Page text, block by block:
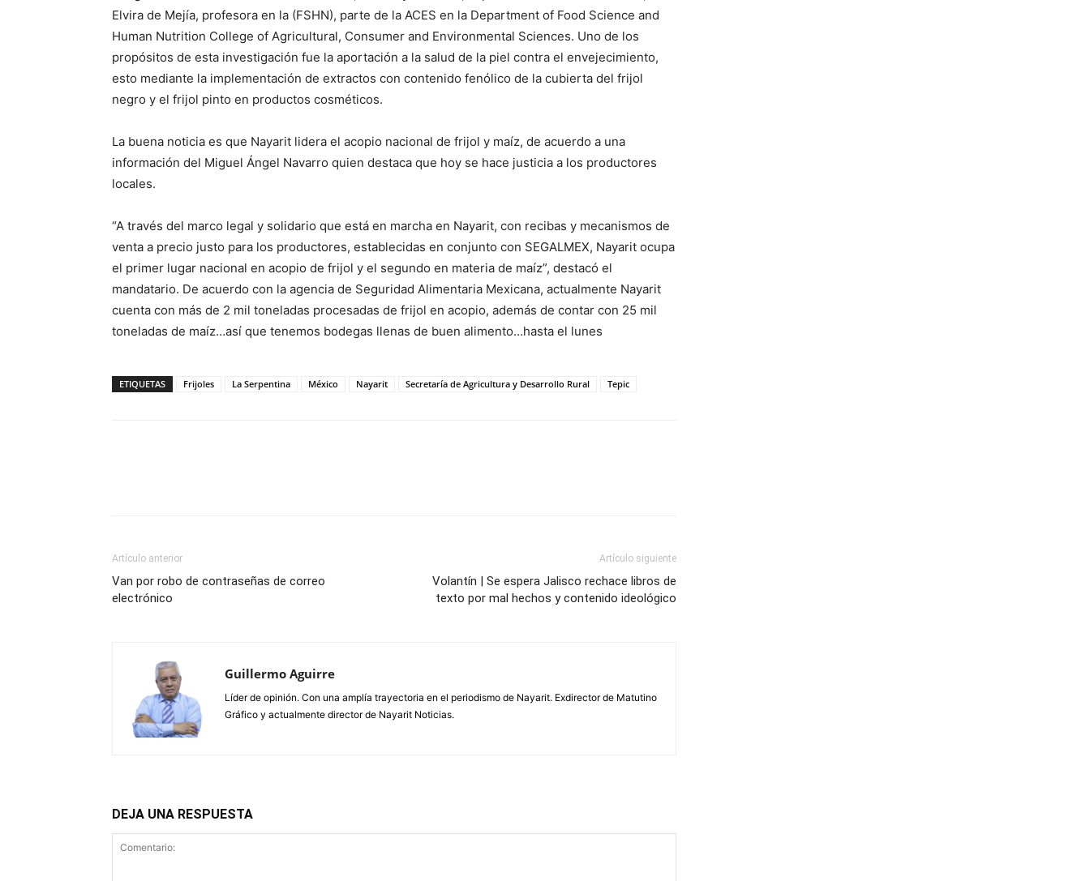
Elvira de Mejía, profesora en la (FSHN), parte de la ACES en la Department of Food Science and
Human Nutrition College of Agricultural, Consumer and Environmental Sciences. Uno de los
propósitos de esta investigación fue la aportación a la salud de la piel contra el envejecimiento,
esto mediante la implementación de extractos con contenido fenólico de la cubierta del frijol
negro y el frijol pinto en productos cosméticos.
La buena noticia es que Nayarit lidera el acopio nacional de frijol y maíz, de acuerdo a una
información del Miguel Ángel Navarro quien destaca que hoy se hace justicia a los productores
locales.
“A través del marco legal y solidario que está en marcha en Nayarit, con recibas y mecanismos de
venta a precio justo para los productores, establecidas en conjunto con SEGALMEX, Nayarit ocupa
el primer lugar nacional en acopio de frijol y el segundo en materia de maíz”, destacó el
mandatario. De acuerdo con la agencia de Seguridad Alimentaria Mexicana, actualmente Nayarit
cuenta con más de 2 mil toneladas procesadas de frijol en acopio, además de contar con 25 mil
toneladas de maíz…así que tenemos bodegas llenas de buen alimento…hasta el lunes
ETIQUETAS Frijoles La Serpentina México Nayarit Secretaría de Agricultura y Desarrollo Rural Tepic
Artículo anterior
Van por robo de contraseñas de correo
electrónico
Artículo siguiente
Volantín | Se espera Jalisco rechace libros de
texto por mal hechos y contenido ideológico
Guillermo Aguirre
Líder de opinión. Con una amplía trayectoria en el periodismo de Nayarit. Exdirector de Matutino
Gráfico y actualmente director de Nayarit Noticias.
DEJA UNA RESPUESTA